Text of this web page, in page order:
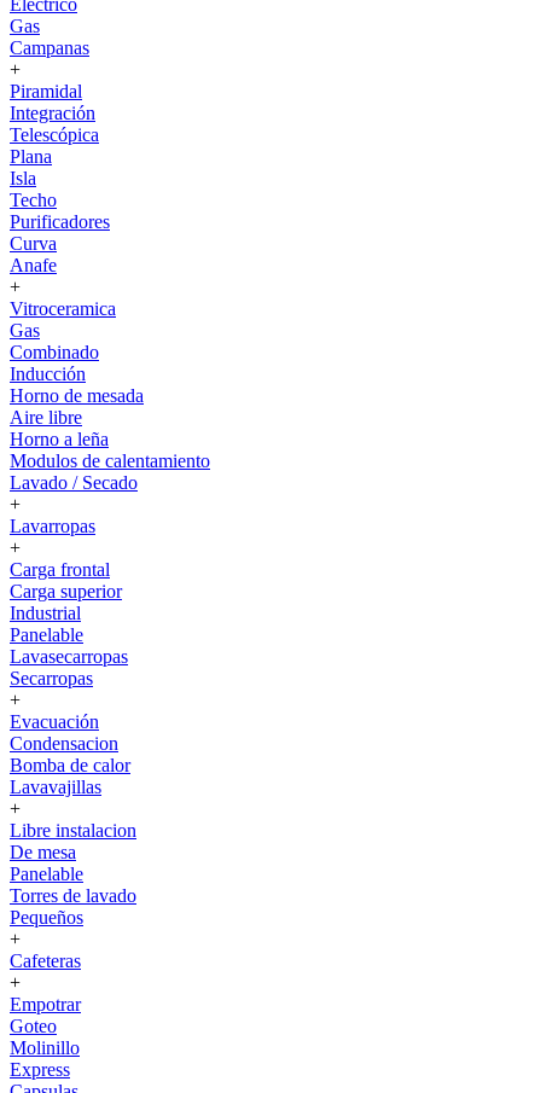
Eléctrico
Gas
Campanas
+
Piramidal
Integración
Telescópica
Plana
Isla
Techo
Purificadores
Curva
Anafe
+
Vitroceramica
Gas
Combinado
Inducción
Horno de mesada
Aire libre
Horno a leña
Modulos de calentamiento
Lavado / Secado
+
Lavarropas
+
Carga frontal
Carga superior
Industrial
Panelable
Lavasecarropas
Secarropas
+
Evacuación
Condensacion
Bomba de calor
Lavavajillas
+
Libre instalacion
De mesa
Panelable
Torres de lavado
Pequeños
+
Cafeteras
+
Empotrar
Goteo
Molinillo
Express